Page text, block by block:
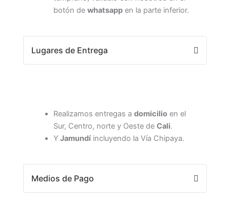
botón de whatsappen la parte inferior.
Lugares de Entrega
Realizamos entregas a domicilioen el
Sur, Centro, norte y Oeste de Cali.
Y Jamundíincluyendo la Vía Chipaya.
Medios de Pago